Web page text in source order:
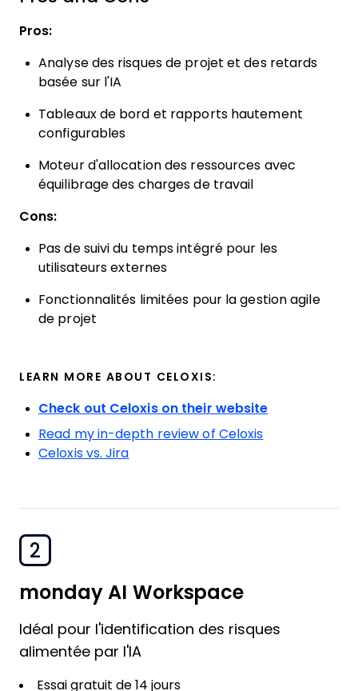
Pros:
Analyse des risques de projet et des retards
basée sur l'IA
Tableaux de bord et rapports hautement
configurables
Moteur d'allocation des ressources avec
équilibrage des charges de travail
Cons:
Pas de suivi du temps intégré pour les
utilisateurs externes
Fonctionnalités limitées pour la gestion agile
de projet
LEARN MORE ABOUT CELOXIS:
Check out Celoxis on their website
Read my in-depth review of Celoxis
Celoxis vs. Jira
2
monday AI Workspace
Idéal pour l'identification des risques
alimentée par l'IA
Essai gratuit de 14 jours